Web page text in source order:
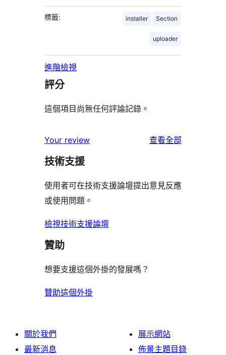
標籤: installer Section
uploader
進階檢視
評分
這個項目尚無任何評論記錄。
Your review 查看全部
評
技術支援
使用者可在技術支援論壇提出意見反應
或使用問題。
檢視技術支援論壇
贊助
想要支援這個外掛的發展嗎？
贊助這個外掛
關於我們
最新消息
展示網站
佈景主題目錄